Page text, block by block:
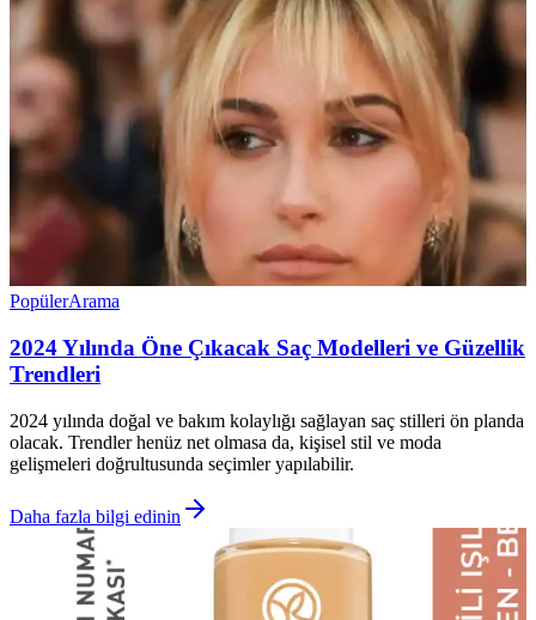
PopülerArama
2024 Yılında Öne Çıkacak Saç Modelleri ve Güzellik
Trendleri
2024 yılında doğal ve bakım kolaylığı sağlayan saç stilleri ön planda
olacak. Trendler henüz net olmasa da, kişisel stil ve moda
gelişmeleri doğrultusunda seçimler yapılabilir.
Daha fazla bilgi edinin